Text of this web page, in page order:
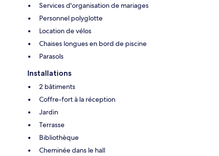
Services d'organisation de mariages
Personnel polyglotte
Location de vélos
Chaises longues en bord de piscine
Parasols
Installations
2 bâtiments
Coffre-fort à la réception
Jardin
Terrasse
Bibliothèque
Cheminée dans le hall